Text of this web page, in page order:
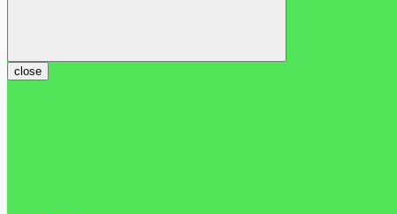
close